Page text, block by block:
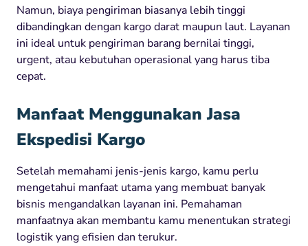
Namun, biaya pengiriman biasanya lebih tinggi
dibandingkan dengan kargo darat maupun laut. Layanan
ini ideal untuk pengiriman barang bernilai tinggi,
urgent, atau kebutuhan operasional yang harus tiba
cepat.
Manfaat Menggunakan Jasa
Ekspedisi Kargo
Setelah memahami jenis-jenis kargo, kamu perlu
mengetahui manfaat utama yang membuat banyak
bisnis mengandalkan layanan ini. Pemahaman
manfaatnya akan membantu kamu menentukan strategi
logistik yang efisien dan terukur.